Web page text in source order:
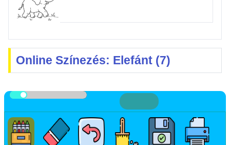
Online Színezés: Elefánt (7)